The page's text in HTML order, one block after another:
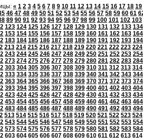
« 1 2 3 4 5 6 7 8 9 10 11 12 13 14 15 16 17 18 19
46 47 48 49 50 51 52 53 54 55 56 57 58 59 60 61
89 90 91 92 93 94 95 96 97 98 99 100 101 102 103
123 124 125 126 127 128 129 130 131 132 133 134
153 154 155 156 157 158 159 160 161 162 163 164
183 184 185 186 187 188 189 190 191 192 193 194
213 214 215 216 217 218 219 220 221 222 223 224
243 244 245 246 247 248 249 250 251 252 253 254
273 274 275 276 277 278 279 280 281 282 283 284
303 304 305 306 307 308 309 310 311 312 313 314
333 334 335 336 337 338 339 340 341 342 343 344
363 364 365 366 367 368 369 370 371 372 373 374
393 394 395 396 397 398 399 400 401 402 403 404
423 424 425 426 427 428 429 430 431 432 433 434
453 454 455 456 457 458 459 460 461 462 463 464
483 484 485 486 487 488 489 490 491 492 493 494
513 514 515 516 517 518 519 520 521 522 523 524
543 544 545 546 547 548 549 550 551 552 553 554
573 574 575 576 577 578 579 580 581 582 583 584
603 604 605 606 607 608 609 610 611 612 613 614